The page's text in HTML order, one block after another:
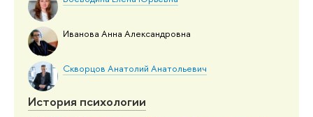
Иванова Анна Александровна
Скворцов Анатолий Анатольевич
История психологии